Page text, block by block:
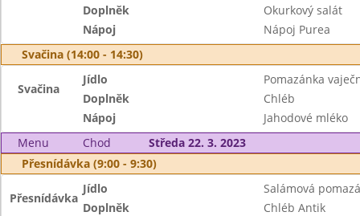
Doplněk
Okurkový salát
Nápoj
Nápoj Purea
Svačina (14:00 - 14:30)
Svačina
Jídlo
Pomazánka
Doplněk
Chléb
Nápoj
Jahodové mléko
Menu
Chod
Středa 22. 3. 2023
Přesnídávka (9:00 - 9:30)
Přesnídávka
Jídlo
Salámová
Doplněk
Chléb Antik